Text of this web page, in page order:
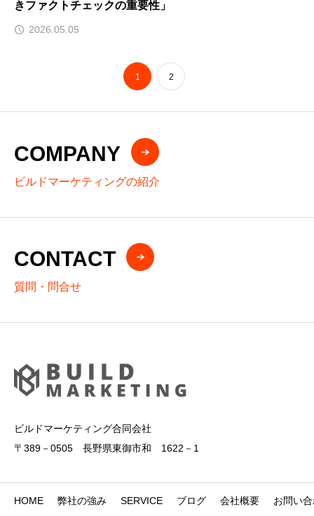
きファクトチェックの重要性」
2026.05.05
1 2
COMPANY
ビルドマーケティングの紹介
CONTACT
質問・問合せ
ビルドマーケティング合同会社
〒389－0505 長野県東御市和 1622－1
HOME 弊社の強み SERVICE ブログ 会社概要 お問い